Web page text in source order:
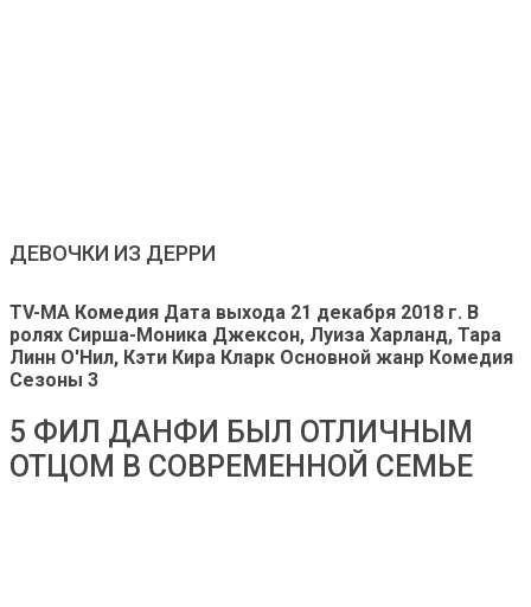
ДЕВОЧКИ ИЗ ДЕРРИ
TV-MA Комедия Дата выхода 21 декабря 2018 г. В
ролях Сирша-Моника Джексон, Луиза Харланд, Тара
Линн О'Нил, Кэти Кира Кларк Основной жанр Комедия
Сезоны 3
5 ФИЛ ДАНФИ БЫЛ ОТЛИЧНЫМ
ОТЦОМ В СОВРЕМЕННОЙ СЕМЬЕ